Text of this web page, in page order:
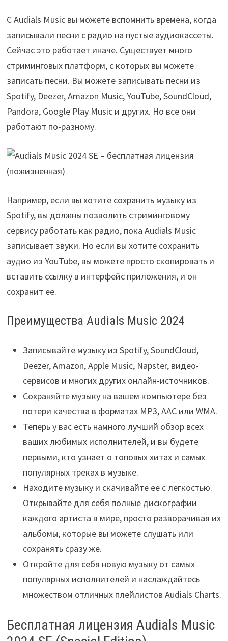
С Audials Music вы можете вспомнить времена, когда
записывали песни с радио на пустые аудиокассеты.
Сейчас это работает иначе. Существует много
стриминговых платформ, с которых вы можете
записать песни. Вы можете записывать песни из
Spotify, Deezer, Amazon Music, YouTube, SoundCloud,
Pandora, Google Play Music и других. Но все они
работают по-разному.
Например, если вы хотите сохранить музыку из
Spotify, вы должны позволить стриминговому
сервису работать как радио, пока Audials Music
записывает звуки. Но если вы хотите сохранить
аудио из YouTube, вы можете просто скопировать и
вставить ссылку в интерфейс приложения, и он
сохранит ее.
Преимущества Audials Music 2024
Записывайте музыку из Spotify, SoundCloud,
Deezer, Amazon, Apple Music, Napster, видео-
сервисов и многих других онлайн-источников.
Сохраняйте музыку на вашем компьютере без
потери качества в форматах MP3, AAC или WMA.
Теперь у вас есть намного лучший обзор всех
ваших любимых исполнителей, и вы будете
первыми, кто узнает о топовых хитах и самых
популярных треках в музыке.
Находите музыку и скачивайте ее с легкостью.
Открывайте для себя полные дискографии
каждого артиста в мире, просто разворачивая их
альбомы, которые вы можете слушать или
сохранять сразу же.
Откройте для себя новую музыку от самых
популярных исполнителей и наслаждайтесь
множеством отличных плейлистов Audials Charts.
Бесплатная лицензия Audials Music